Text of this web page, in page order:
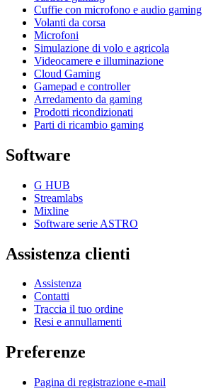
Cuffie con microfono e audio gaming
Volanti da corsa
Microfoni
Simulazione di volo e agricola
Videocamere e illuminazione
Cloud Gaming
Gamepad e controller
Arredamento da gaming
Prodotti ricondizionati
Parti di ricambio gaming
Software
G HUB
Streamlabs
Mixline
Software serie ASTRO
Assistenza clienti
Assistenza
Contatti
Traccia il tuo ordine
Resi e annullamenti
Preferenze
Pagina di registrazione e-mail